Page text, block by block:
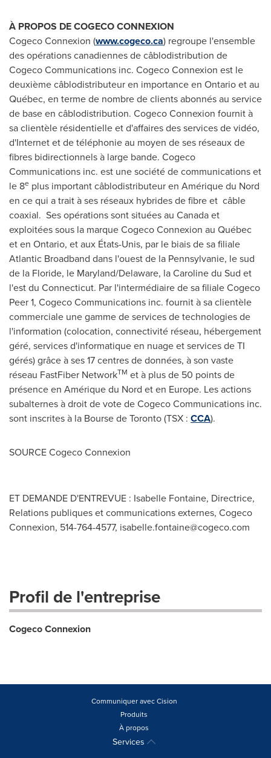
À PROPOS DE COGECO CONNEXION
Cogeco Connexion (www.cogeco.ca) regroupe l'ensemble
des opérations canadiennes de câblodistribution de
Cogeco Communications inc. Cogeco Connexion est le
deuxième câblodistributeur en importance en Ontarioet au
Québec, en terme de nombre de clients abonnés au service
de base en câblodistribution. Cogeco Connexion fournit à
sa clientèle résidentielle et d'affaires des services de vidéo,
d'Internet et de téléphonie au moyen de ses réseaux de
fibres bidirectionnels à large bande. Cogeco
Communications inc. est une société de communications et
le 8e plus important câblodistributeur en Amérique du Nord
en ce qui a trait à ses réseaux hybrides de fibre et câble
coaxial. Ses opérations sont situées au Canadaet
exploitées sous la marque Cogeco Connexion au Québec
et en Ontario, et aux États-Unis, par le biais de sa filiale
Atlantic Broadband dans l'ouest de la Pennsylvanie, le sud
de la Floride, le Maryland/Delaware, la Caroline du Sud et
l'est du Connecticut. Par l'intermédiaire de sa filiale Cogeco
Peer 1, Cogeco Communications inc. fournit à sa clientèle
commerciale une gamme de services de technologies de
l'information (colocation, connectivité réseau, hébergement
géré, services d'informatique en nuage et services de TI
gérés) grâce à ses 17 centres de données, à son vaste
réseau FastFiber NetworkTM et à plus de 50 points de
présence en Amérique du Nord et en Europe. Les actions
subalternes à droit de vote de Cogeco Communications inc.
sont inscrites à la Bourse deToronto(TSX : CCA).
SOURCE Cogeco Connexion
ET DEMANDE D'ENTREVUE : Isabelle Fontaine, Directrice,
Relations publiques et communications externes, Cogeco
Connexion, 514-764-4577, isabelle.fontaine@cogeco.com
Profil de l'entreprise
Cogeco Connexion
Communiquer avec Cision
Produits
À propos
Services